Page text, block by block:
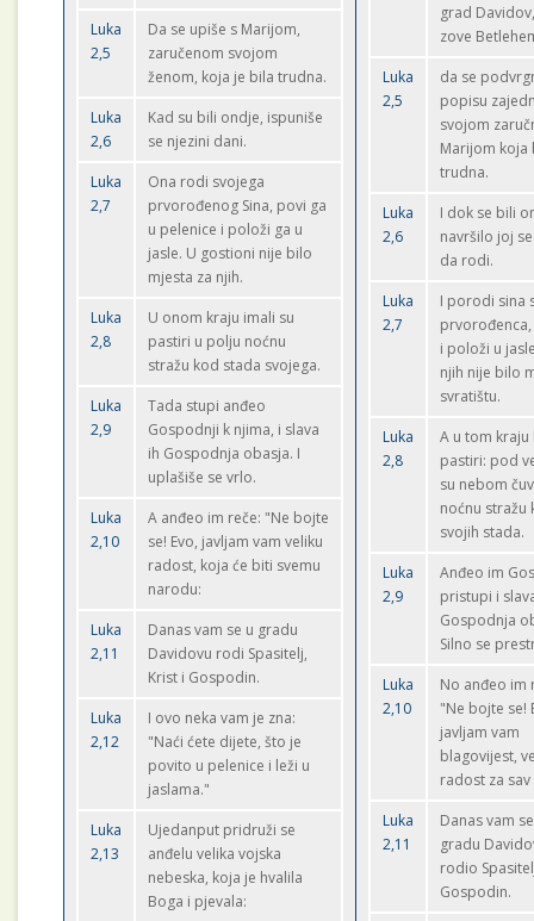
Luka
2,5
Da se upiše s Marijom,
zaručenom svojom
ženom, koja je bila trudna.
Luka
2,6
Kad su bili ondje, ispuniše
se njezini dani.
Luka
2,7
Ona rodi svojega
prvorođenog Sina, povi ga
u pelenice i položi ga u
jasle. U gostioni nije bilo
mjesta za njih.
Luka
2,8
U onom kraju imali su
pastiri u polju noćnu
stražu kod stada svojega.
Luka
2,9
Tada stupi anđeo
Gospodnji k njima, i slava
ih Gospodnja obasja. I
uplašiše se vrlo.
Luka
2,10
A anđeo im reče: "Ne bojte
se! Evo, javljam vam veliku
radost, koja će biti svemu
narodu:
Luka
2,11
Danas vam se u gradu
Davidovu rodi Spasitelj,
Krist i Gospodin.
Luka
2,12
I ovo neka vam je zna:
"Naći ćete dijete, što je
povito u pelenice i leži u
jaslama."
Luka
2,13
Ujedanput pridruži se
anđelu velika vojska
nebeska, koja je hvalila
Boga i pjevala:
grad
zove
Luka
2,5
da se
popisu
svojom
Marijom koja
trudna.
Luka
2,6
I dok se bili
navršilo joj
da rodi.
Luka
2,7
I porodi sina
i položi u
njih nije bilo
svratištu.
Luka
2,8
A u tom kraju
pastiri: pod
su nebom
noćnu stražu
svojih stada.
Luka
2,9
Anđeo im
pristupi i
Gospodnja
Silno se
Luka
2,10
No anđeo im
"Ne bojte se!
javljam vam
blagovijest,
radost za
Luka
2,11
Danas vam
gradu
rodio
Gospodin.